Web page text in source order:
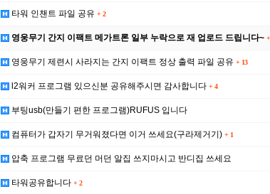
타워 인챈트 파일 공유 + 2
영웅무기 간지 이팩트 메가트론 일부 누락으로 재 업로드 드립니다~ +
영웅무기 제련시 사라지는 간지 이팩트 정상 출력 파일 공유 + 13
l2워커 프로그램 있으신분 공유해주시면 감사합니다 + 4
부팅usb(만들기 편한 프로그램)RUFUS 입니다
컴퓨터가 갑자기 무거워졌다면 이거 쓰세요(구라제거기) + 1
압축 프로그램 무료던 머던 알집 쓰지마시고 반디집 쓰세요
타워공유합니다 + 2